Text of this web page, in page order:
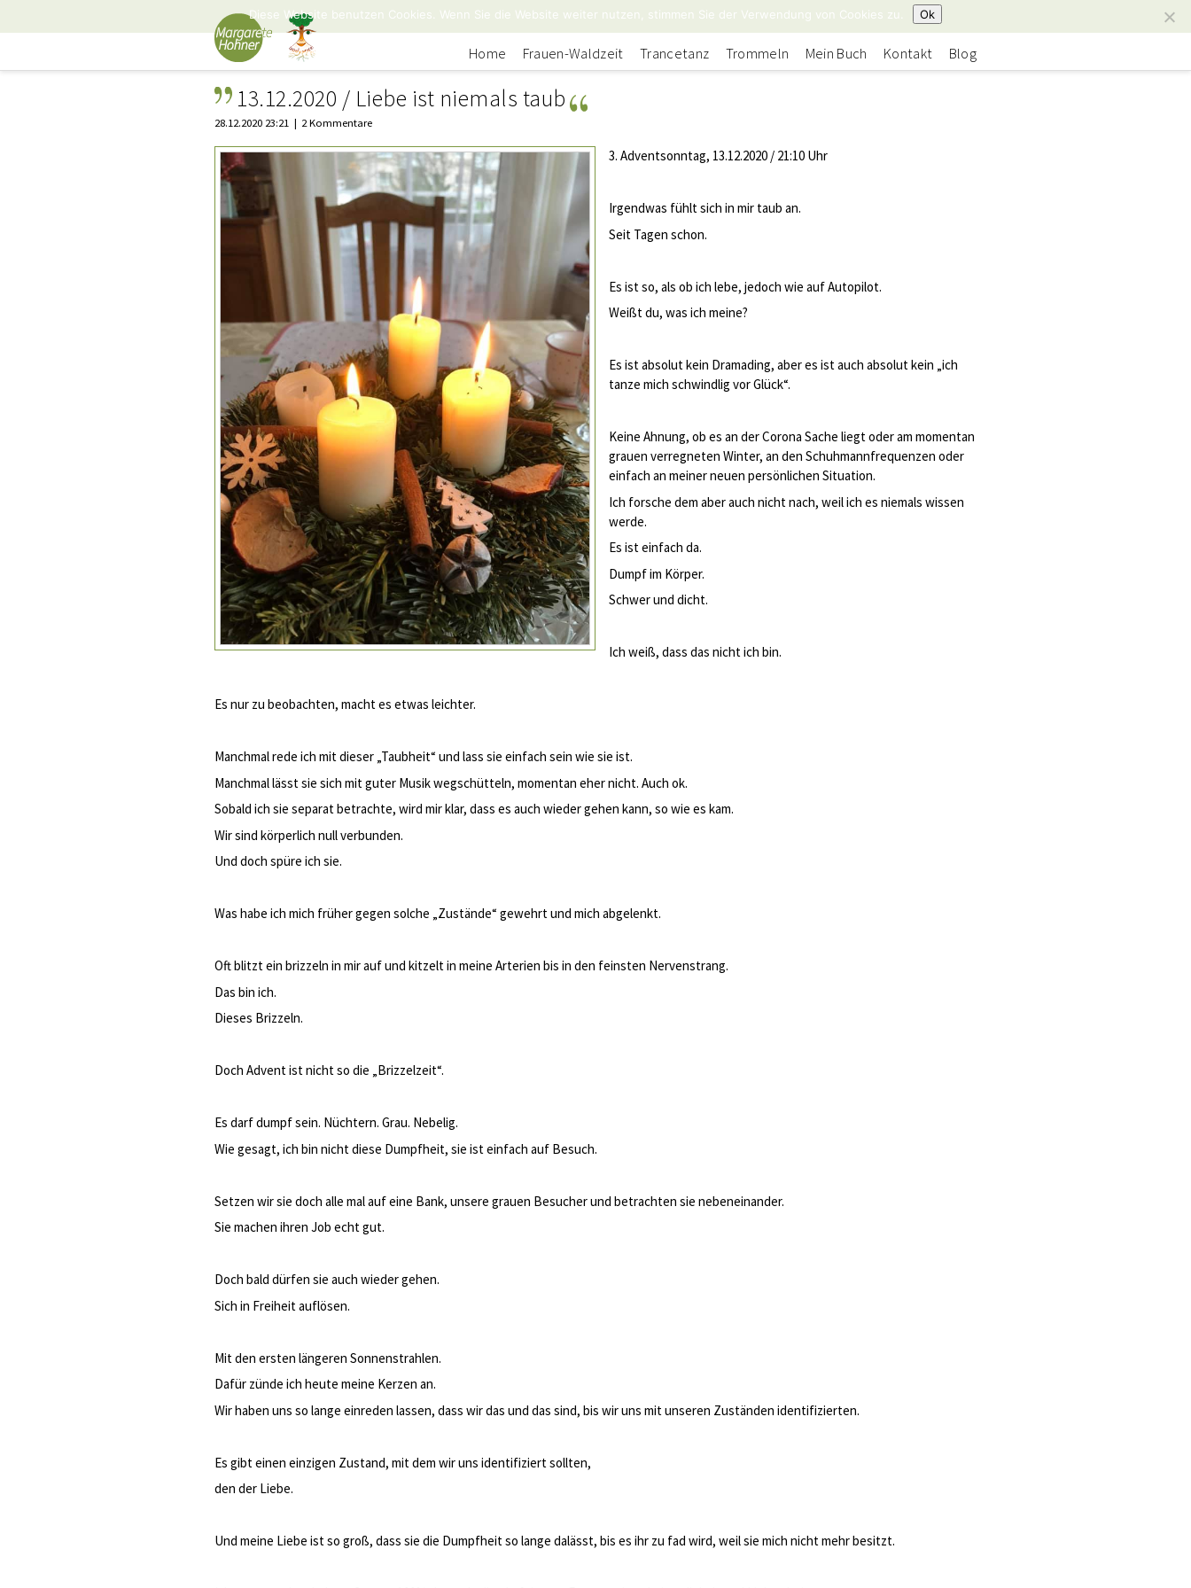
Home Frauen-Waldzeit Trancetanz Trommeln Mein Buch Kontakt Blog
13.12.2020 / Liebe ist niemals taub
28.12.2020 23:21 2 Kommentare
3. Adventsonntag, 13.12.2020 / 21:10 Uhr
Irgendwas fühlt sich in mir taub an.
Seit Tagen schon.
Es ist so, als ob ich lebe, jedoch wie auf Autopilot.
Weißt du, was ich meine?
Es ist absolut kein Dramading, aber es ist auch absolut kein „ich
tanze mich schwindlig vor Glück“.
Keine Ahnung, ob es an der Corona Sache liegt oder am momentan
grauen verregneten Winter, an den Schuhmannfrequenzen oder
einfach an meiner neuen persönlichen Situation.
Ich forsche dem aber auch nicht nach, weil ich es niemals wissen
werde.
Es ist einfach da.
Dumpf im Körper.
Schwer und dicht.
Ich weiß, dass das nicht ich bin.
Es nur zu beobachten, macht es etwas leichter.
Manchmal rede ich mit dieser „Taubheit“ und lass sie einfach sein wie sie ist.
Manchmal lässt sie sich mit guter Musik wegschütteln, momentan eher nicht. Auch ok.
Sobald ich sie separat betrachte, wird mir klar, dass es auch wieder gehen kann, so wie es kam.
Wir sind körperlich null verbunden.
Und doch spüre ich sie.
Was habe ich mich früher gegen solche „Zustände“ gewehrt und mich abgelenkt.
Oft blitzt ein brizzeln in mir auf und kitzelt in meine Arterien bis in den feinsten Nervenstrang.
Das bin ich.
Dieses Brizzeln.
Doch Advent ist nicht so die „Brizzelzeit“.
Es darf dumpf sein. Nüchtern. Grau. Nebelig.
Wie gesagt, ich bin nicht diese Dumpfheit, sie ist einfach auf Besuch.
Setzen wir sie doch alle mal auf eine Bank, unsere grauen Besucher und betrachten sie nebeneinander.
Sie machen ihren Job echt gut.
Doch bald dürfen sie auch wieder gehen.
Sich in Freiheit auflösen.
Mit den ersten längeren Sonnenstrahlen.
Dafür zünde ich heute meine Kerzen an.
Wir haben uns so lange einreden lassen, dass wir das und das sind, bis wir uns mit unseren Zuständen identifizierten.
Es gibt einen einzigen Zustand, mit dem wir uns identifiziert sollten,
den der Liebe.
Und meine Liebe ist so groß, dass sie die Dumpfheit so lange dalässt, bis es ihr zu fad wird, weil sie mich nicht mehr besitzt.
Diese Website benutzen Cookies. Wenn Sie die Website weiter nutzen, stimmen Sie der Verwendung von Cookies zu. Ok